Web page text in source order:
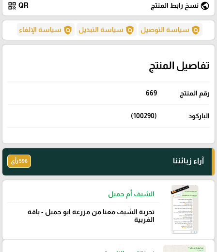
public نسخ رابط المنتج QR
qr_code
policy سياسة التوصيل policy سياسة التبديل policy سياسة الإلغاء
تفاصيل المنتج
رقم المنتج 669
الباركود (100290)
آراء زبائننا 596 رأي
الشيف أم جميل
تجربة الشيف معنا من مزرعة ابو جميل - باقة
الغربية